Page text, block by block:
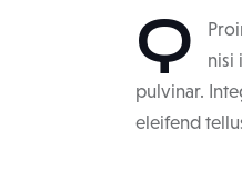
Q
nisi
pulvinar.
eleifend